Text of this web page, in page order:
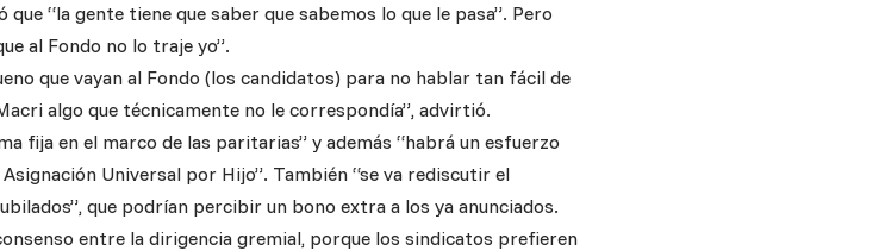
“la gente tiene que saber que sabemos lo que le pasa”. Pero
al Fondo no lo traje yo”.
que vayan al Fondo (los candidatos) para no hablar tan fácil de
algo que técnicamente no le correspondía”, advirtió.
fija en el marco de las paritarias” y además “habrá un esfuerzo
Universal por Hijo”. También “se va rediscutir el
que podrían percibir un bono extra a los ya anunciados.
entre la dirigencia gremial, porque los sindicatos prefieren